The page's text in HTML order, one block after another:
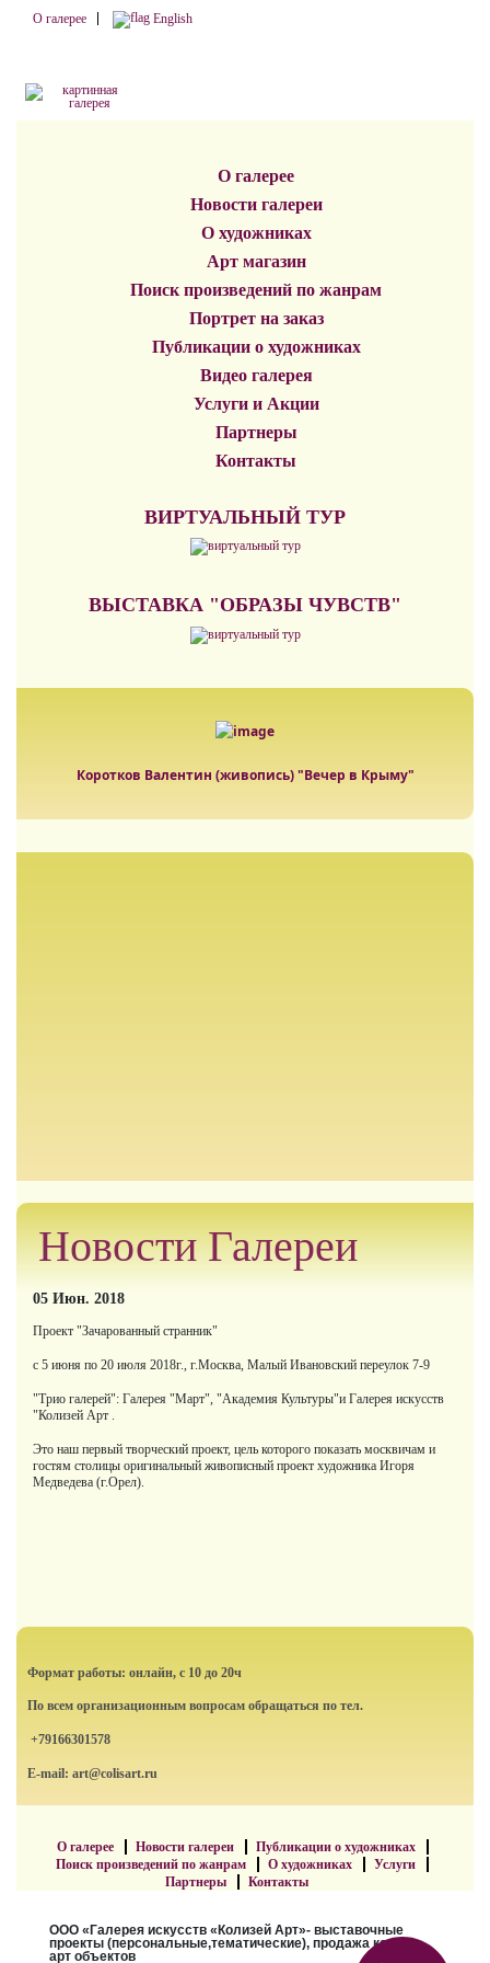
О галерее English
О галерее
Новости галереи
О художниках
Арт магазин
Поиск произведений по жанрам
Портрет на заказ
Публикации о художниках
Видео галерея
Услуги и Акции
Партнеры
Контакты
ВИРТУАЛЬНЫЙ ТУР
ВЫСТАВКА "ОБРАЗЫ ЧУВСТВ"
Коротков Валентин (живопись) "Вечер в Крыму"
Новости Галереи
05 Июн. 2018
Проект "Зачарованный странник"
с 5 июня по 20 июля 2018г., г.Москва, Малый Ивановский переулок 7-9
"Трио галерей": Галерея "Март", "Академия Культуры"и Галерея искусств
"Колизей Арт .
Это наш первый творческий проект, цель которого показать москвичам и
гостям столицы оригинальный живописный проект художника Игоря
Медведева (г.Орел).
Формат работы: онлайн, с 10 до 20ч
По всем организационным вопросам обращаться по тел.
+79166301578
E-mail: art@colisart.ru
О галерее Новости галереи
Публикации о художниках
Поиск произведений по жанрам
О художниках
Услуги
Партнеры
Контакты
ООО «Галерея искусств «Колизей Арт»- выставочные
проекты (персональные,тематические), продажа картин,
арт объектов